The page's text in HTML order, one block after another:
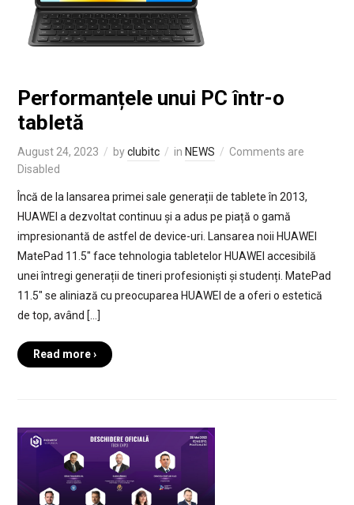
Performanțele unui PC într-o
tabletă
August 24, 2023 byclubitc in NEWS
Comments are
Disabled
Încă de la lansarea primei sale generații de tablete în 2013,
HUAWEI a dezvoltat continuu și a adus pe piață o gamă
impresionantă de astfel de device-uri. Lansarea noii HUAWEI
MatePad 11.5″ face tehnologia tabletelor HUAWEI accesibilă
unei întregi generații de tineri profesioniști și studenți. MatePad
11.5″ se aliniază cu preocuparea HUAWEI de a oferi o estetică
de top, având […]
Read more ›